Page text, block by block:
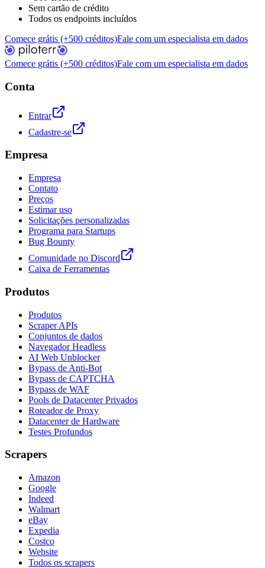
Sem cartão de crédito
Todos os endpoints incluídos
Comece grátis (+500 créditos)Fale com um especialista em dados
Comece grátis (+500 créditos)Fale com um especialista em dados
Conta
Entrar
Cadastre-se
Empresa
Empresa
Contato
Preços
Estimar uso
Solicitações personalizadas
Programa para Startups
Bug Bounty
Comunidade no Discord
Caixa de Ferramentas
Produtos
Produtos
Scraper APIs
Conjuntos de dados
Navegador Headless
AI Web Unblocker
Bypass de Anti-Bot
Bypass de CAPTCHA
Bypass de WAF
Pools de Datacenter Privados
Roteador de Proxy
Datacenter de Hardware
Testes Profundos
Scrapers
Amazon
Google
Indeed
Walmart
eBay
Expedia
Costco
Website
Todos os scrapers